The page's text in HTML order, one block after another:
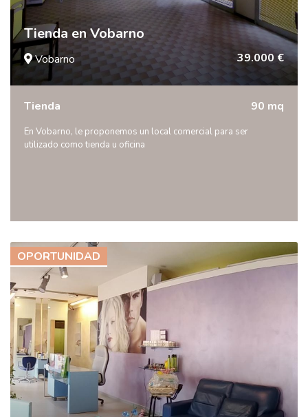
Tienda en Vobarno
Vobarno 39.000 €
Tienda 90 mq
En Vobarno, le proponemos un local comercial para ser
utilizado como tienda u oficina
OPORTUNIDAD